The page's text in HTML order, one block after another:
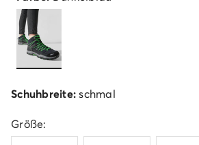
Schuhbreite:schmal
Größe: